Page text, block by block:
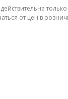
от цен в